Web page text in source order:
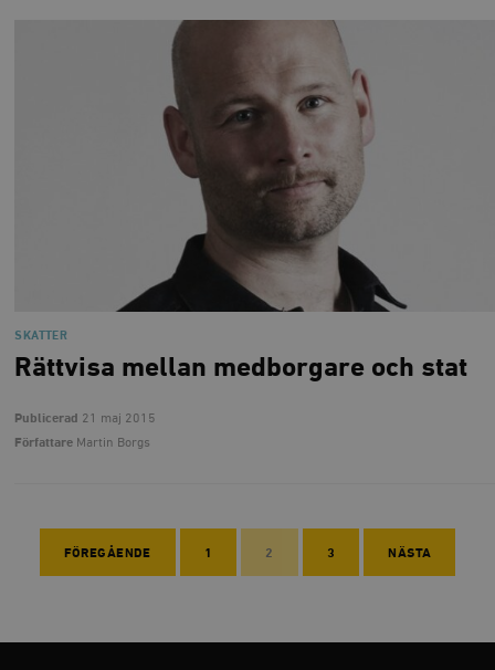
SKATTER
Rättvisa mellan medborgare och stat
Publicerad 21 maj 2015
Författare Martin Borgs
FÖREGÅENDE 1 2 3 NÄSTA